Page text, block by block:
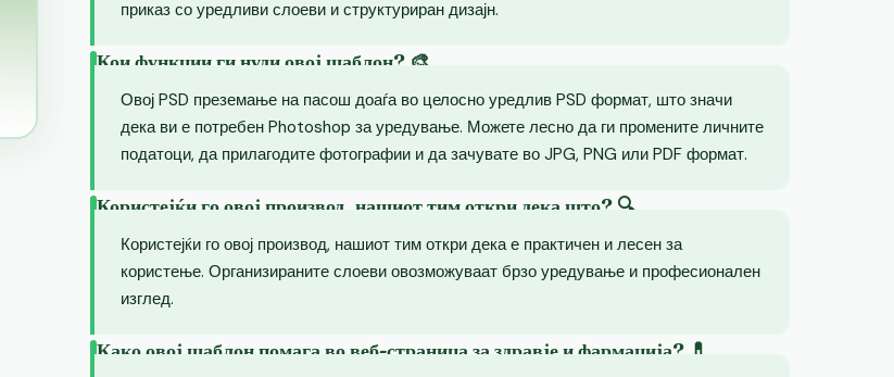
приказ со уредливи слоеви и структуриран дизајн.
Кои функции ги нуди овој шаблон? 🎨
Овој PSD преземање на пасош доаѓа во целосно уредлив PSD формат, што значи
дека ви е потребен Photoshop за уредување. Можете лесно да ги промените личните
податоци, да прилагодите фотографии и да зачувате во JPG, PNG или PDF формат.
Користејќи го овој производ, нашиот тим откри дека што? 🔍
Користејќи го овој производ, нашиот тим откри дека е практичен и лесен за
користење. Организираните слоеви овозможуваат брзо уредување и професионален
изглед.
Како овој шаблон помага во веб-страница за здравје и фармација? 💊